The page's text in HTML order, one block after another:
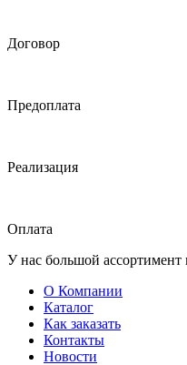
Договор
Предоплата
Реализация
Оплата
У нас большой ассортимент
О Компании
Каталог
Как заказать
Контакты
Новости